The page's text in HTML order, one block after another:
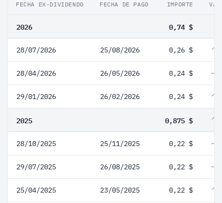
FECHA EX-DIVIDENDO FECHA DE PAGO IMPORTE
2026 0,74 $
28/07/2026 25/08/2026 0,26 $
28/04/2026 26/05/2026 0,24 $
29/01/2026 26/02/2026 0,24 $
2025 0,875 $
28/10/2025 25/11/2025 0,22 $
29/07/2025 26/08/2025 0,22 $
25/04/2025 23/05/2025 0,22 $